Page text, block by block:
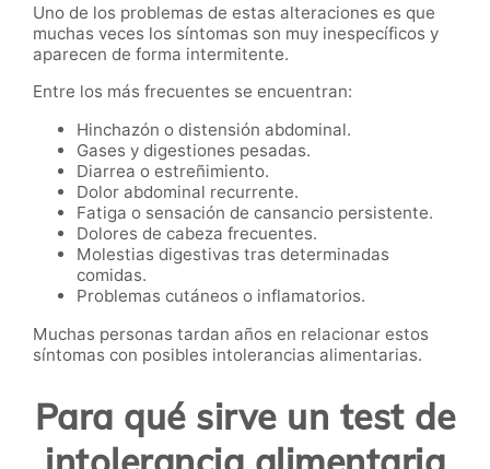
Uno de los problemas de estas alteraciones es que
muchas veces los síntomas son muy inespecíficos y
aparecen de forma intermitente.
Entre los más frecuentes se encuentran:
Hinchazón o distensión abdominal.
Gases y digestiones pesadas.
Diarrea o estreñimiento.
Dolor abdominal recurrente.
Fatiga o sensación de cansancio persistente.
Dolores de cabeza frecuentes.
Molestias digestivas tras determinadas
comidas.
Problemas cutáneos o inflamatorios.
Muchas personas tardan años en relacionar estos
síntomas con posibles intolerancias alimentarias.
Para qué sirve un test de